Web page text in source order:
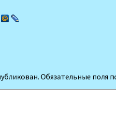
Обязательные поля